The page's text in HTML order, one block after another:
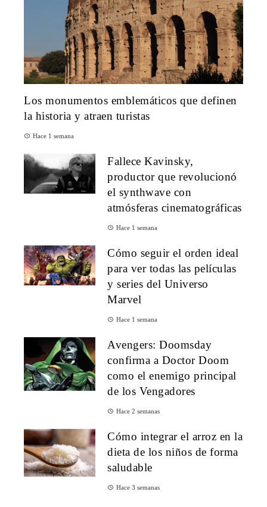
Los monumentos emblemáticos que definen
la historia y atraen turistas
Hace 1 semana
Fallece Kavinsky,
productor que revolucionó
el synthwave con
atmósferas cinematográficas
Hace 1 semana
Cómo seguir el orden ideal
para ver todas las películas
y series del Universo
Marvel
Hace 1 semana
Avengers: Doomsday
confirma a Doctor Doom
como el enemigo principal
de los Vengadores
Hace 2 semanas
Cómo integrar el arroz en la
dieta de los niños de forma
saludable
Hace 3 semanas